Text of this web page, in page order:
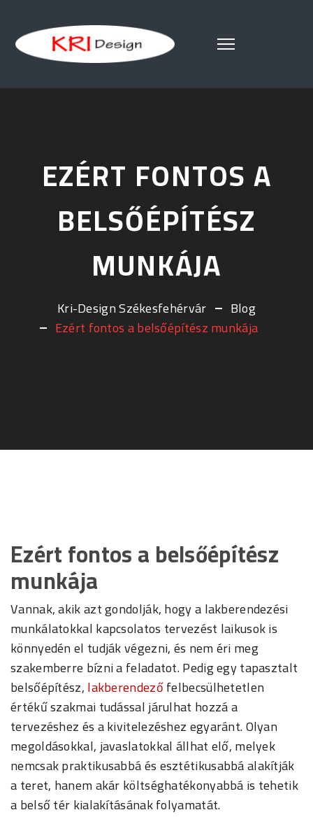
EZÉRT FONTOS A
BELSŐÉPÍTÉSZ
MUNKÁJA
Kri-Design Székesfehérvár
Blog
Ezért fontos a belsőépítész munkája
Ezért fontos a belsőépítész
munkája
Vannak, akik azt gondolják, hogy a lakberendezési
munkálatokkal kapcsolatos tervezést laikusok is
könnyedén el tudják végezni, és nem éri meg
szakemberre bízni a feladatot. Pedig egy tapasztalt
belsőépítész,lakberendezőfelbecsülhetetlen
értékű szakmai tudással járulhat hozzá a
tervezéshez és a kivitelezéshez egyaránt. Olyan
megoldásokkal, javaslatokkal állhat elő, melyek
nemcsak praktikusabbá és esztétikusabbá alakítják
a teret, hanem akár költséghatékonyabbá is tehetik
a belső tér kialakításának folyamatát.